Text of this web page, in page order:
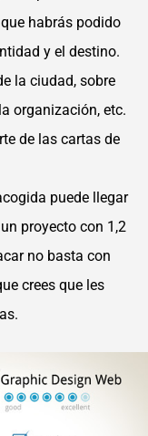
habrás podido
y el destino.
la ciudad, sobre
organización, etc.
de las cartas de
puede llegar
proyecto con 1,2
no basta con
crees que les